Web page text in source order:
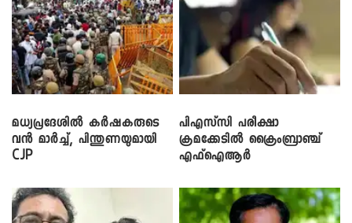
മധ്യപ്രദേശിൽ കർഷകരുടെ
വൻ മാർച്ച്, പിന്തുണയുമായി
CJP
പിഎസ്‌സി പരീക്ഷാ
ക്രമക്കേ‌ടിൽ ക്രൈംബ്രാഞ്ച്
എഫ്ഐആർ